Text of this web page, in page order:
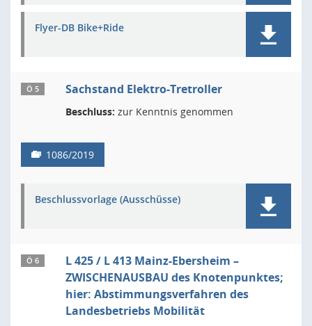
Flyer-DB Bike+Ride
Ö 5 Sachstand Elektro-Tretroller
Beschluss: zur Kenntnis genommen
1086/2019
Beschlussvorlage (Ausschüsse)
Ö 6
L 425 / L 413 Mainz-Ebersheim –
ZWISCHENAUSBAU des Knotenpunktes;
hier: Abstimmungsverfahren des
Landesbetriebs Mobilität